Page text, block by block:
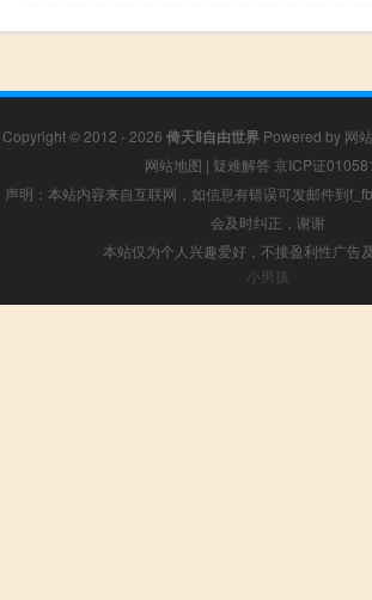
Copyright © 2012 - 2026 倚天Ⅱ自由世界Powered by 网
网站地图 | 疑难解答 京ICP证
声明：本站内容来自互联网，如信息有错误可发邮件到
会及时纠正，谢谢
本站仅为个人兴趣爱好，不接盈利性广告
小男孩